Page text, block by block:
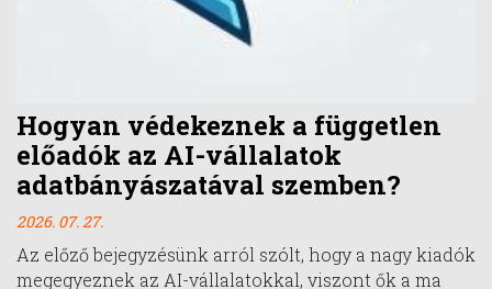
Hogyan védekeznek a független
előadók az AI-vállalatok
adatbányászatával szemben?
2026. 07. 27.
Az előző bejegyzésünk arról szólt, hogy a nagy kiadók
megegyeznek az AI-vállalatokkal, viszont ők a ma